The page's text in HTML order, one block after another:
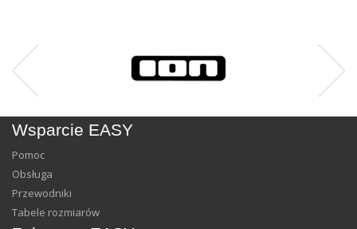
Wsparcie EASY
Pomoc
Obsługa
Przewodniki
Tabele rozmiarów